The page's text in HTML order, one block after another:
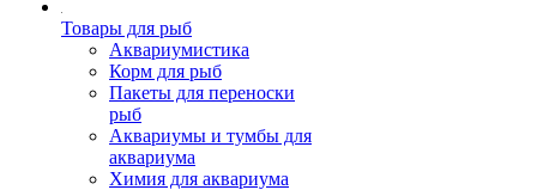
Товары для рыб
Аквариумистика
Корм для рыб
Пакеты для переноски
рыб
Аквариумы и тумбы для
аквариума
Химия для аквариума